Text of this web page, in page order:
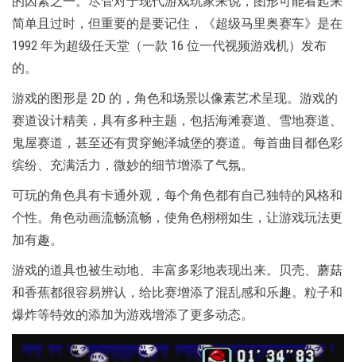
简单且过时，但重要的是要记住，《超级马里奥赛车》是在
1992 年为超级任天堂（一款 16 位一代视频游戏机）发布
的。
游戏的图形是 2D 的，角色和场景以像素艺术呈现。游戏的
赛道设计精美，具有多种主题，包括海滩赛道、雪地赛道、
鬼屋赛道，甚至还有贯穿鲍泽城堡的赛道。每首曲目都色彩
缤纷、充满活力，微妙的细节增添了气氛。
可玩的角色具有卡通外观，每个角色都有自己独特的风格和
个性。角色动画流畅流畅，使角色栩栩如生，让游戏玩法更
加有趣。
游戏的道具也被生动地、丰富多彩地表现出来。贝壳、蘑菇
和香蕉都很容易辨认，给比赛增添了混乱感和乐趣。粒子和
爆炸等特效的添加为游戏增添了更多动态。